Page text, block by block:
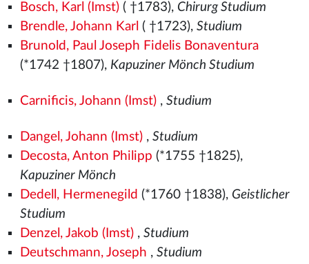
Bosch, Karl (Imst)( †1783), Chirurg Studium
Brendle, Johann Karl ( †1723), Studium
Brunold, Paul Joseph Fidelis Bonaventura
(*1742 †1807), Kapuziner Mönch Studium
Carnificis, Johann (Imst), Studium
Dangel, Johann (Imst), Studium
Decosta, Anton Philipp (*1755 †1825),
Kapuziner Mönch
Dedell, Hermenegild (*1760 †1838), Geistlicher
Studium
Denzel, Jakob (Imst), Studium
Deutschmann, Joseph , Studium